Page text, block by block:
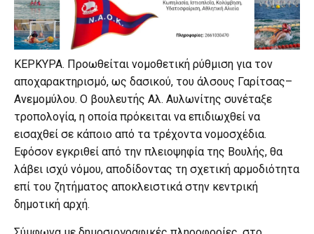
ΚΕΡΚΥΡΑ. Προωθείται νομοθετική ρύθμιση για τον
αποχαρακτηρισμό, ως δασικού, του άλσους Γαρίτσας–
Ανεμομύλου. Ο βουλευτής Αλ. Αυλωνίτης συνέταξε
τροπολογία, η οποία πρόκειται να επιδιωχθεί να
εισαχθεί σε κάποιο από τα τρέχοντα νομοσχέδια.
Εφόσον εγκριθεί από την πλειοψηφία της Βουλής, θα
λάβει ισχύ νόμου, αποδίδοντας τη σχετική αρμοδιότητα
επί του ζητήματος αποκλειστικά στην κεντρική
δημοτική αρχή.